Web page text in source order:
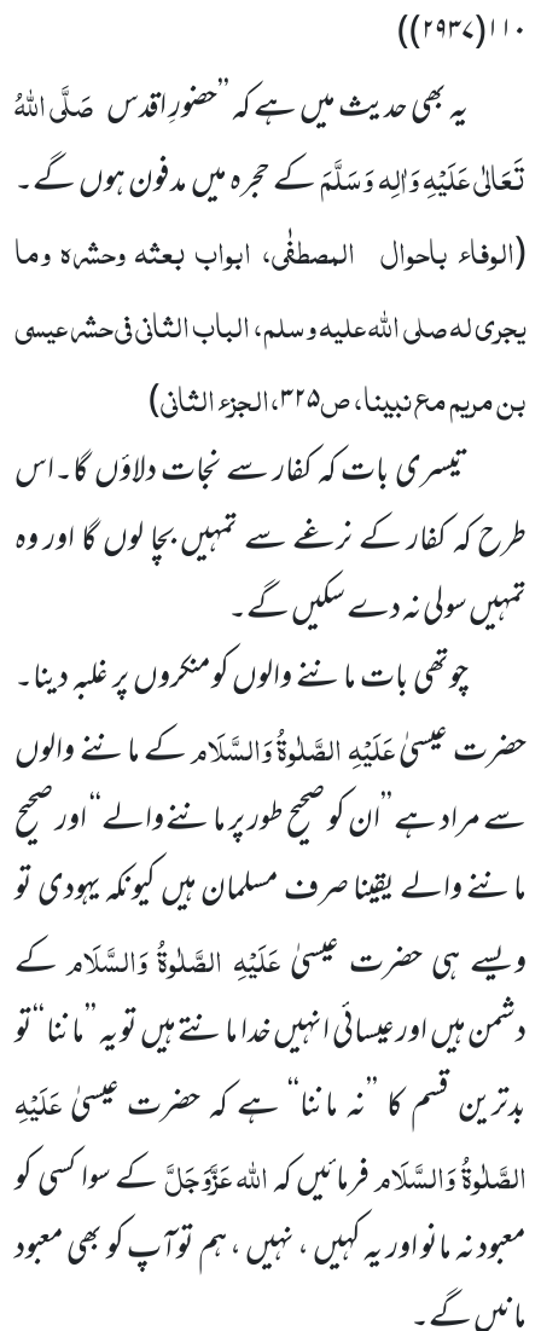
۱۱۰(۲۹۳۷))
یہ بھی حدیث میں ہے کہ ’’حضورِ اقدس صَلَّی اللہُ
تَعَالٰی عَلَیْہِ وَاٰلِہ وَسَلَّمَکے حجرہ میں مدفون ہوں گے۔
(الوفاء باحوال المصطفٰی، ابواب بعثہ وحشرہ وما
یجری لہصلی اللہ علیہ وسلم، الباب الثانی فی حشر عیسی
بن مریم مع نبینا، ص۳۲۵،الجزء الثانی)
تیسری بات کہ کفار سے نجات دلاؤں گا۔اس
طرح کہ کفار کے نرغے سے تمہیں بچا لوں گا اور وہ
تمہیں سولی نہ دے سکیں گے۔
چوتھی بات ماننے والوں کومنکروں پر غلبہ دینا۔
حضرت عیسیٰعَلَیْہِ الصَّلٰوۃُ وَالسَّلَامکے ماننے والوں
سے مراد ہے ’’ان کو صحیح طور پر ماننے والے‘‘ اور صحیح
ماننے والے یقینا صرف مسلمان ہیں کیونکہ یہودی تو
ویسے ہی حضرت عیسیٰعَلَیْہِ الصَّلٰوۃُ وَالسَّلَامکے
دشمن ہیں اور عیسائی انہیں خدا مانتے ہیں تو یہ ’’ماننا ‘‘تو
بدترین قسم کا ’’نہ ماننا‘‘ ہے کہ حضرت عیسیٰعَلَیْہِ
الصَّلٰوۃُ وَالسَّلَامفرمائیں کہاللہعَزَّوَجَلَّکے سوا کسی کو
معبود نہ مانو اور یہ کہیں ، نہیں ، ہم توآپ کو بھی معبود
مانیں گے۔